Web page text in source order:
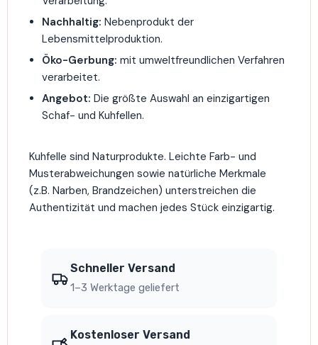
Nachhaltig: Nebenprodukt der
Lebensmittelproduktion.
Öko-Gerbung: mit umweltfreundlichen Verfahren
verarbeitet.
Angebot: Die größte Auswahl an einzigartigen
Schaf- und Kuhfellen.
Kuhfelle sind Naturprodukte. Leichte Farb- und
Musterabweichungen sowie natürliche Merkmale
(z.B. Narben, Brandzeichen) unterstreichen die
Authentizität und machen jedes Stück einzigartig.
Schneller Versand
1–3 Werktage geliefert
Kostenloser Versand